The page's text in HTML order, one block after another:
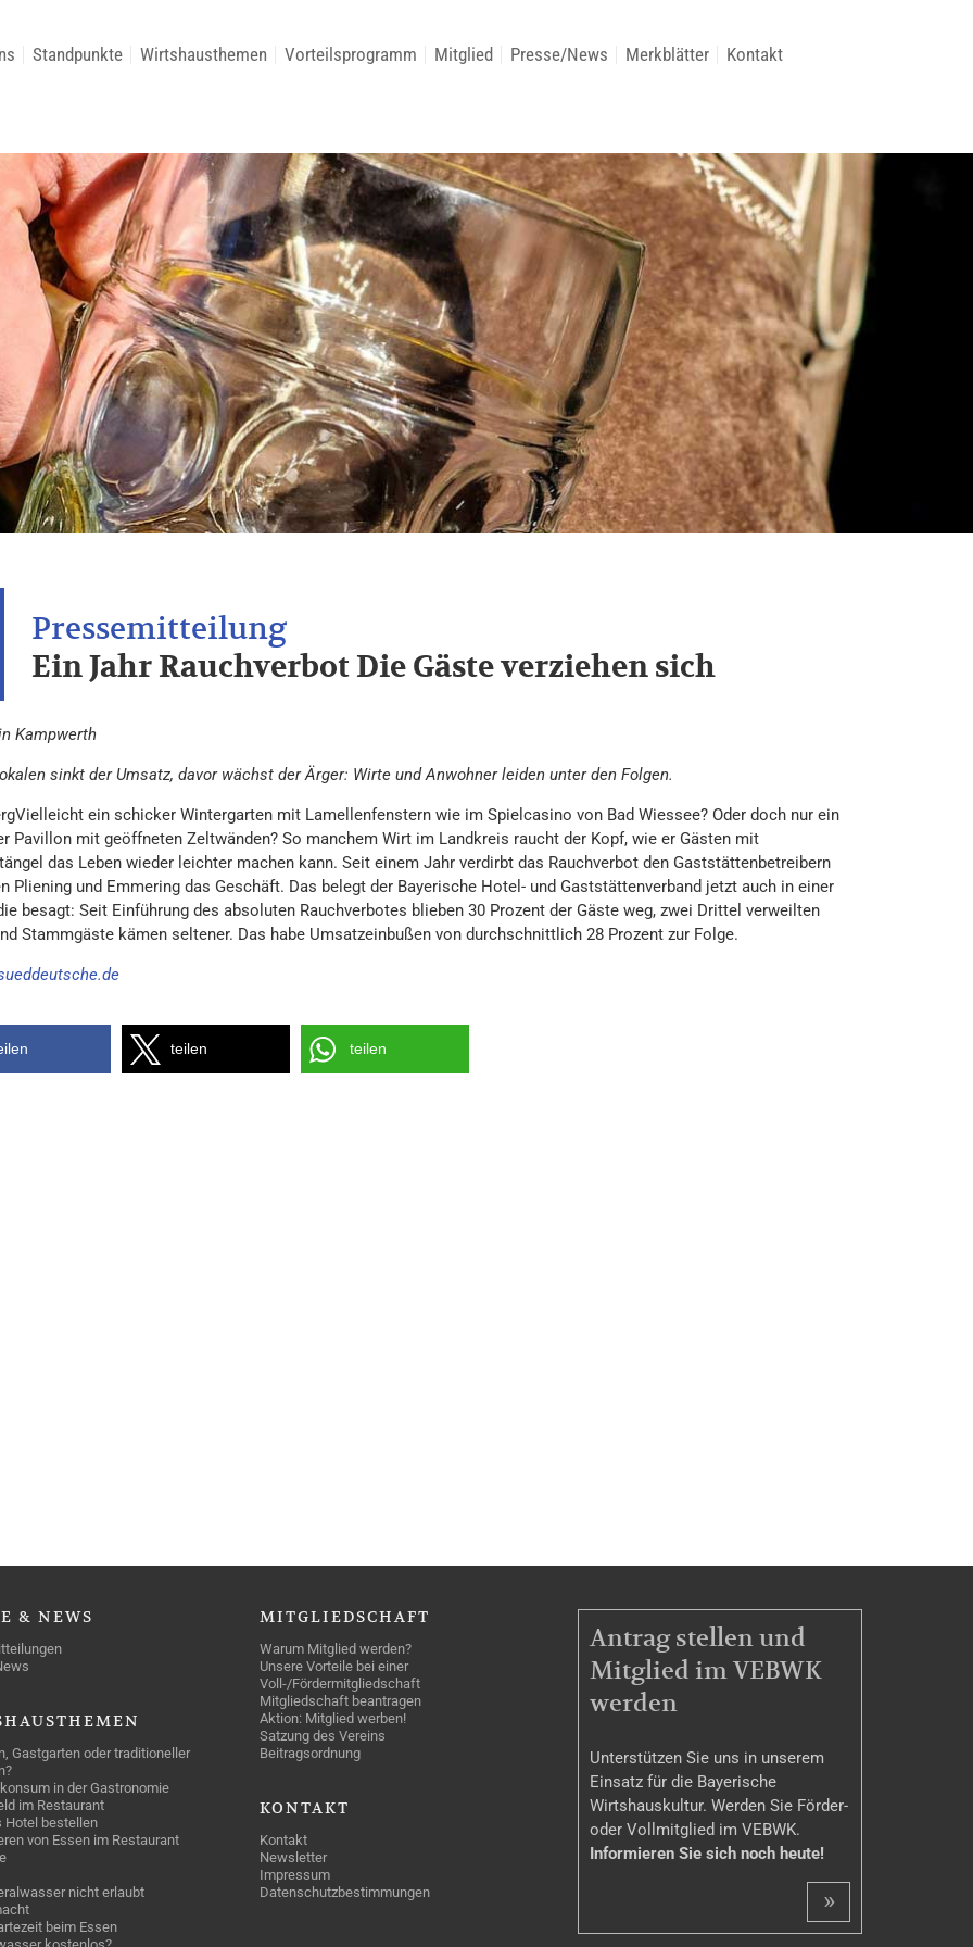
Standpunkte Wirtshausthemen Vorteilsprogramm Mitglied Presse/News Merkblätter Kontakt
Ein Jahr Rauchverbot Die Gäste verziehen sich
Kampwerth
sinkt der Umsatz, davor wächst der Ärger: Wirte und Anwohner leiden unter den Folgen.
ein schicker Wintergarten mit Lamellenfenstern wie im Spielcasino von Bad Wiessee? Oder doch nur ein
Pavillon mit geöffneten Zeltwänden? So manchem Wirt im Landkreis raucht der Kopf, wie er Gästen mit
das Leben wieder leichter machen kann. Seit einem Jahr verdirbt das Rauchverbot den Gaststättenbetreibern
Pliening und Emmering das Geschäft. Das belegt der Bayerische Hotel- und Gaststättenverband jetzt auch in einer
besagt: Seit Einführung des absoluten Rauchverbotes blieben 30 Prozent der Gäste weg, zwei Drittel verweilten
Stammgäste kämen seltener. Das habe Umsatzeinbußen von durchschnittlich 28 Prozent zur Folge.
teilen teilen
& NEWS
Gastgarten oder traditioneller
in der Gastronomie
im Restaurant
Hotel bestellen
von Essen im Restaurant
nicht erlaubt
beim Essen
MITGLIEDSCHAFT
Warum Mitglied werden?
Unsere Vorteile bei einer
Voll-/Fördermitgliedschaft
Mitgliedschaft beantragen
Aktion: Mitglied werben!
Satzung des Vereins
Beitragsordnung
KONTAKT
Kontakt
Newsletter
Impressum
Datenschutzbestimmungen
MITGLIEDSCHAFT
Antrag stellen und
Mitglied im VEBWK
werden
Unterstützen Sie uns in unserem
Einsatz für die Bayerische
Wirtshauskultur. Werden Sie Förder-
oder Vollmitglied im VEBWK.
Informieren Sie sich noch heute!
»